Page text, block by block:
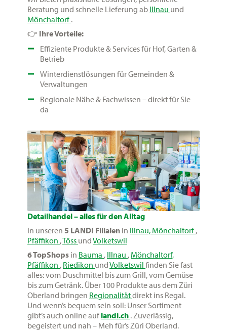
Beratung und schnelle Lieferung ab Illnau und
Mönchaltorf.
👉 Ihre Vorteile:
Effiziente Produkte & Services für Hof, Garten &
Betrieb
Winterdienstlösungen für Gemeinden &
Verwaltungen
Regionale Nähe & Fachwissen – direkt für Sie
da
Detailhandel – alles für den Alltag
In unseren 5 LANDI Filialen in Illnau, Mönchaltorf,
Pfäffikon ,Töss undVolketswil
6 TopShops in Bauma , Illnau , Mönchaltorf,
Pfäffikon , Riedikon undVolketswil finden Sie fast
alles: vom Duschmittel bis zum Grill, vom Gemüse
bis zum Getränk. Über 100 Produkte aus dem Züri
Oberland bringen Regionalitätdirekt ins Regal.
Und wenn’s bequem sein soll: Unser Sortiment
gibt’s auch online auflandi.ch . Zuverlässig,
begeistert und nah – Meh für’s Züri Oberland.